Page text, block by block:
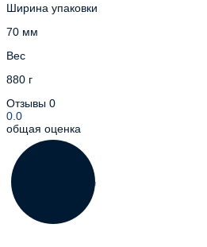
Ширина упаковки
70 мм
Вес
880 г
Отзывы 0
0.0
общая оценка